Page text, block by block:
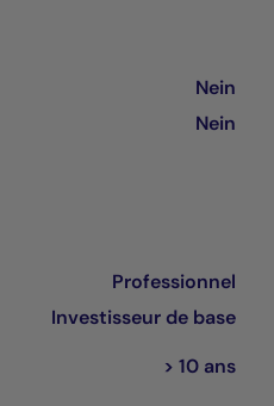
Nein
Nein
Professionnel
Investisseur de base
> 10 ans